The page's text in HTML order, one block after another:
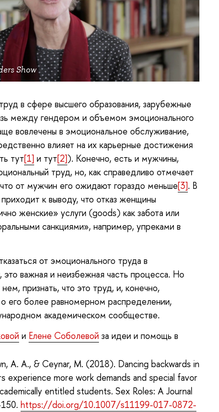
Show
в сфере высшего образования, зарубежные
между гендером и объемом эмоционального
вовлечены в эмоциональное обслуживание,
влияет на их карьерные достижения
тут[1] и тут[2]). Конечно, есть и мужчины,
труд, но, как справедливо отмечает
от мужчин его ожидают гораздо меньше[3]. В
к выводу, что отказ женщины
женские» услуги (goods) как забота или
санкциями», например, упреками в
от эмоционального труда в
это важная и неизбежная часть процесса. Но
признать, что это труд, и, конечно,
его более равномерном распределении,
академическом сообществе.
и Елене Соболевой за идеи и помощь в
A. A., & Ceynar, M. (2018). Dancing backwards in
experience more work demands and special favor
entitled students. Sex Roles: A Journal
https://doi.org/10.1007/s11199-017-0872-